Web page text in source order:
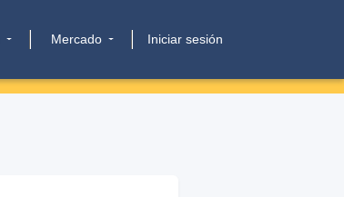
Mercado Iniciar sesión